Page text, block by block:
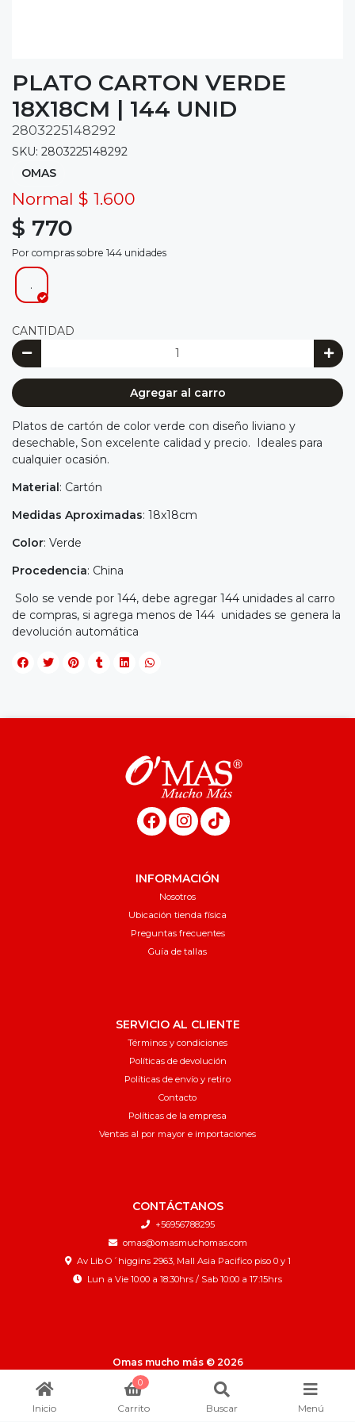
PLATO CARTON VERDE
18X18CM | 144 UNID
2803225148292
SKU: 2803225148292
OMAS
Normal $ 1.600
$ 770
Por compras sobre 144 unidades
.
CANTIDAD
Agregar al carro
Platos de cartón de color verde con diseño liviano y
desechable, Son excelente calidad y precio. Ideales para
cualquier ocasión.
Material: Cartón
Medidas Aproximadas: 18x18cm
Color: Verde
Procedencia: China
Solo se vende por 144, debe agregar 144 unidades al carro
de compras, si agrega menos de 144 unidades se genera la
devolución automática
INFORMACIÓN
Nosotros
Ubicación tienda física
Preguntas frecuentes
Guía de tallas
SERVICIO AL CLIENTE
Términos y condiciones
Políticas de devolución
Políticas de envío y retiro
Contacto
Políticas de la empresa
Ventas al por mayor e importaciones
CONTÁCTANOS
+56956788295
omas@omasmuchomas.com
Av Lib O´higgins 2963, Mall Asia Pacifico piso 0 y 1
Lun a Vie 10:00 a 18:30hrs / Sab 10:00 a 17:15hrs
Omas mucho más © 2026
¿Te gusta mi tienda? Yo vendo con
Inicio
0
Carrito Buscar Menú